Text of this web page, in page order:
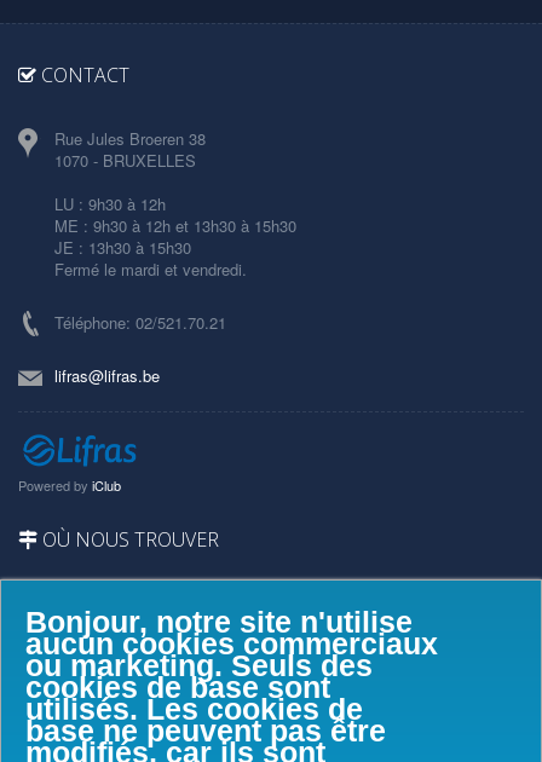
Bonjour, notre site n'utilise
aucun cookies commerciaux
ou marketing. Seuls des
cookies de base sont
utilisés. Les cookies de
base ne peuvent pas être
modifiés, car ils sont
CONTACT
Rue Jules Broeren 38
1070 - BRUXELLES
LU : 9h30 à 12h
ME : 9h30 à 12h et 13h30 à 15h30
JE : 13h30 à 15h30
Fermé le mardi et vendredi.
Téléphone: 02/521.70.21
lifras@lifras.be
Powered by iClub
OÙ NOUS TROUVER